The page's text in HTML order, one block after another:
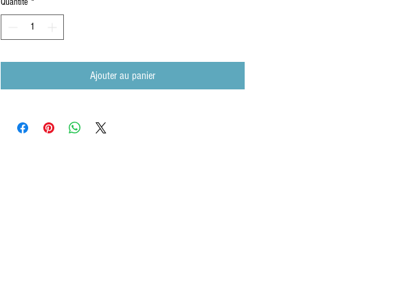
Ajouter au panier